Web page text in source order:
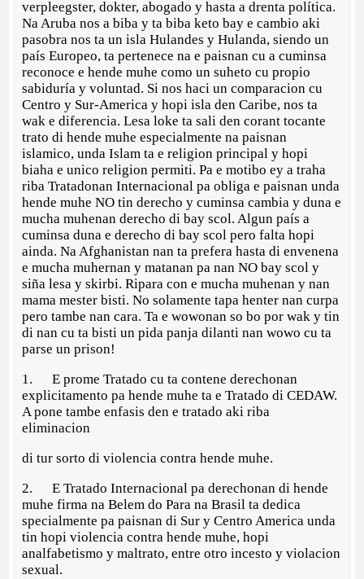
verpleegster, dokter, abogado y hasta a drenta política.
Na Aruba nos a biba y ta biba keto bay e cambio aki
pasobra nos ta un isla Hulandes y Hulanda, siendo un
país Europeo, ta pertenece na e paisnan cu a cuminsa
reconoce e hende muhe como un suheto cu propio
sabiduría y voluntad. Si nos haci un comparacion cu
Centro y Sur-America y hopi isla den Caribe, nos ta
wak e diferencia. Lesa loke ta sali den corant tocante
trato di hende muhe especialmente na paisnan
islamico, unda Islam ta e religion principal y hopi
biaha e unico religion permiti. Pa e motibo ey a traha
riba Tratadonan Internacional pa obliga e paisnan unda
hende muhe NO tin derecho y cuminsa cambia y duna e
mucha muhenan derecho di bay scol. Algun país a
cuminsa duna e derecho di bay scol pero falta hopi
ainda. Na Afghanistan nan ta prefera hasta di envenena
e mucha muhernan y matanan pa nan NO bay scol y
siña lesa y skirbi. Ripara con e mucha muhenan y nan
mama mester bisti. No solamente tapa henter nan curpa
pero tambe nan cara. Ta e wowonan so bo por wak y tin
di nan cu ta bisti un pida panja dilanti nan wowo cu ta
parse un prison!
1. E prome Tratado cu ta contene derechonan
explicitamento pa hende muhe ta e Tratado di CEDAW.
A pone tambe enfasis den e tratado aki riba
eliminacion
di tur sorto di violencia contra hende muhe.
2. E Tratado Internacional pa derechonan di hende
muhe firma na Belem do Para na Brasil ta dedica
specialmente pa paisnan di Sur y Centro America unda
tin hopi violencia contra hende muhe, hopi
analfabetismo y maltrato, entre otro incesto y violacion
sexual.